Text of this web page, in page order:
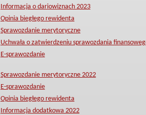
Informacja o dariowiznach 2023
Opinia biegłego rewidenta
Sprawozdanie merytoryczne
Uchwała o zatwierdzeniu sprawozdania
E-sprawozdanie
Sprawozdanie merytoryczne 2022
E-sprawozdanie
Opinia biegłego rewidenta
Informacja dodatkowa 2022